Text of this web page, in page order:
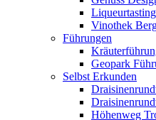
Liqueurtasting
Vinothek
Führungen
Geopark
Selbst Erkunden
Höhenweg